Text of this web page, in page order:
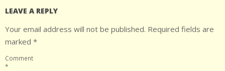
LEAVE A REPLY
Your email address will not be published. Required fields are
marked *
Comment
*